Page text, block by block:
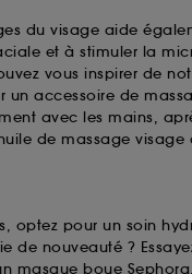
du visage aide
et à stimuler la
vous inspirer de
un accessoire de
avec les mains,
de massage visage
optez pour un soin
de nouveauté ?
masque boue